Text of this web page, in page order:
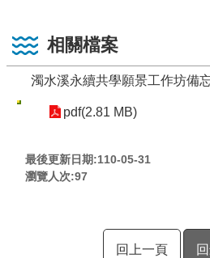
相關檔案
濁水溪永續共學願景工作坊備
pdf(2.81 MB)
最後更新日期:110-05-31
瀏覽人次:97
回上一頁